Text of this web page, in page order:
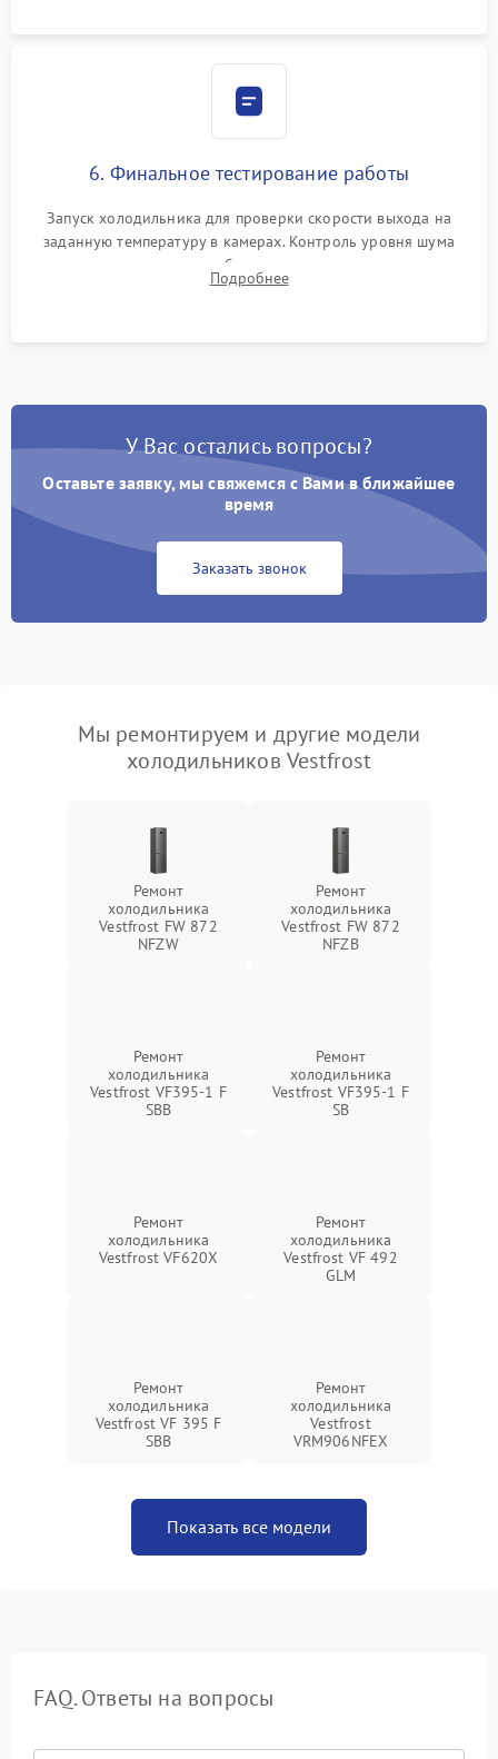
6. Финальное тестирование работы
Запуск холодильника для проверки скорости выхода на
заданную температуру в камерах. Контроль уровня шума
компрессора, отсутствия обмерзания стенок и корректного
срабатывания системы автоматической оттайки.
Подробнее
У Вас остались вопросы?
Оставьте заявку, мы свяжемся с Вами в ближайшее
время
Заказать звонок
Мы ремонтируем и другие модели
холодильников Vestfrost
Ремонт
холодильника
Vestfrost FW 872
NFZW
Ремонт
холодильника
Vestfrost FW 872
NFZВ
Ремонт
холодильника
Vestfrost VF395-1 F
SBB
Ремонт
холодильника
Vestfrost VF395-1 F
SB
Ремонт
холодильника
Vestfrost VF620X
Ремонт
холодильника
Vestfrost VF 492
GLM
Ремонт
холодильника
Vestfrost VF 395 F
SBB
Ремонт
холодильника
Vestfrost
VRM906NFEX
Показать все модели
FAQ. Ответы на вопросы